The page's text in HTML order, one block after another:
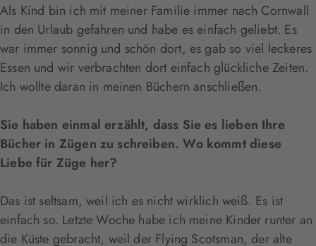
Als Kind bin ich mit meiner Familie immer nach Cornwall
in den Urlaub gefahren und habe es einfach geliebt. Es
war immer sonnig und schön dort, es gab so viel leckeres
Essen und wir verbrachten dort einfach glückliche Zeiten.
Ich wollte daran in meinen Büchern anschließen.
Sie haben einmal erzählt, dass Sie es lieben Ihre
Bücher in Zügen zu schreiben. Wo kommt diese
Liebe für Züge her?
Das ist seltsam, weil ich es nicht wirklich weiß. Es ist
einfach so. Letzte Woche habe ich meine Kinder runter an
die Küste gebracht, weil der Flying Scotsman, der alte